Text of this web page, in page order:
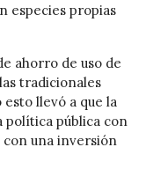
especies propias
ahorro de uso de
tradicionales
llevó a que la
política pública con
una inversión